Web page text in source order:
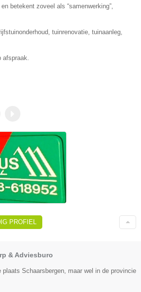
betekent zoveel als “samenwerking”,
tuinrenovatie, tuinaanleg,
afspraak.
PROFIEL
& Adviesburo
plaats Schaarsbergen, maar wel in de provincie